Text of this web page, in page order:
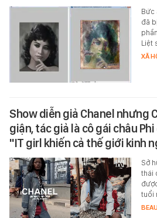
Bức
đã
Liệt
XÃ
Show diễn giả Chanel nhưng
giận, tác giả là cô gái châu
"IT girl khiến cả thế giới kinh
Sở
thái
tuổi